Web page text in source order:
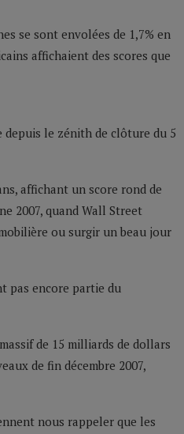
se sont envolées de 1,7% en
affichaient des scores que
depuis le zénith de clôture du 5
affichant un score rond de
2007, quand Wall Street
ou surgir un beau jour
pas encore partie du
de 15 milliards de dollars
de fin décembre 2007,
nous rappeler que les